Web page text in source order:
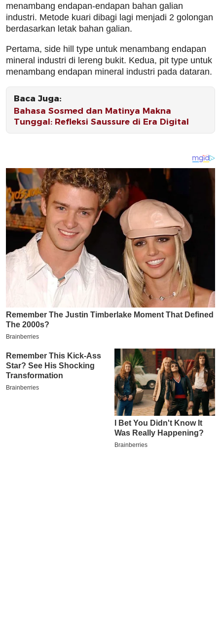
menambang endapan-endapan bahan galian
industri. Metode kuari dibagi lagi menjadi 2 golongan
berdasarkan letak bahan galian.
Pertama, side hill type untuk menambang endapan
mineral industri di lereng bukit. Kedua, pit type untuk
menambang endapan mineral industri pada dataran.
Baca Juga:
Bahasa Sosmed dan Matinya Makna
Tunggal: Refleksi Saussure di Era Digital